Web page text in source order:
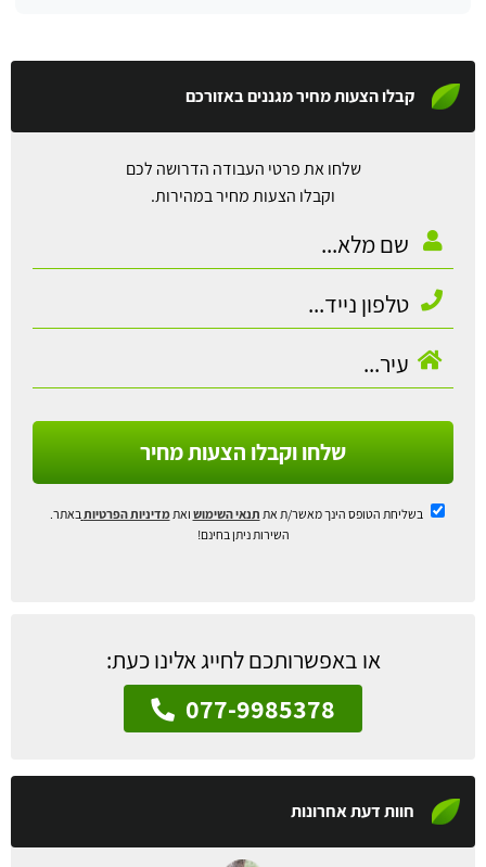
קבלו הצעות מחיר מגננים באזורכם
שלחו את פרטי העבודה הדרושה לכם
וקבלו הצעות מחיר במהירות.
שלחו וקבלו הצעות מחיר
בשליחת הטופס הינך מאשר/ת את תנאי השימוש ואתמדיניות הפרטיות באתר.
השירות ניתן בחינם!
או באפשרותכם לחייג אלינו כעת:
077-9985378
חוות דעת אחרונות